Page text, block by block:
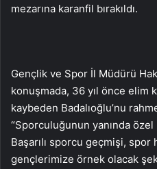
mezarına karanfil bırakıldı.
Gençlik ve Spor İl Müdürü
konuşmada, 36 yıl önce elim
kaybeden Badalıoğlu’nu
“Sporculuğunun yanında
Başarılı sporcu geçmişi, spor
gençlerimize örnek olacak